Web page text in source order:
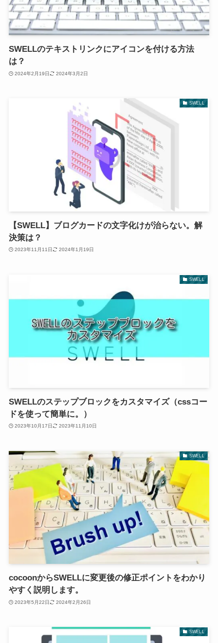
SWELLのテキストリンクにアイコンを付ける方法
は？
2024年2月19日 2024年3月2日
SWELL
【SWELL】ブログカードの文字化けが治らない。解
決策は？
2023年11月11日 2024年1月19日
SWELL
SWELLのステップブロックをカスタマイズ（cssコー
ドを使って簡単に。）
2023年10月17日 2023年11月10日
SWELL
cocoonからSWELLに変更後の修正ポイントをわかり
やすく説明します。
2023年5月22日 2024年2月26日
SWELL